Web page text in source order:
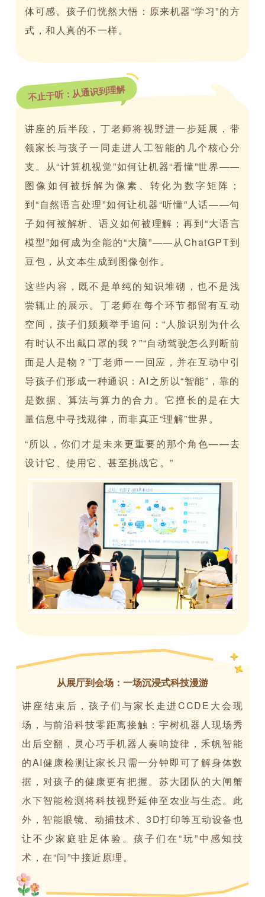
体可感。孩子们恍然大悟：原来机器“学习”的方
式，和人真的不一样。
不止于听：从通识到理解
讲座的后半段，丁老师将视野进一步延展，带
领家长与孩子一同走进人工智能的几个核心分
支。从“计算机视觉”如何让机器“看懂”世界——
图像如何被拆解为像素、转化为数字矩阵；
到“自然语言处理”如何让机器“听懂”人话——句
子如何被解析、语义如何被理解；再到“大语言
模型”如何成为全能的“大脑”——从ChatGPT到
豆包，从文本生成到图像创作。
这些内容，既不是单纯的知识堆砌，也不是浅
尝辄止的展示。丁老师在每个环节都留有互动
空间，孩子们频频举手追问：“人脸识别为什么
有时认不出戴口罩的我？”“自动驾驶怎么判断前
面是人是物？”丁老师一一回应，并在互动中引
导孩子们形成一种通识：AI之所以“智能”，靠的
是数据、算法与算力的合力。它擅长的是在大
量信息中寻找规律，而非真正“理解”世界。
“所以，你们才是未来更重要的那个角色——去
设计它、使用它、甚至挑战它。”
从展厅到会场：一场沉浸式科技漫游
讲座结束后，孩子们与家长走进CCDE大会现
场，与前沿科技零距离接触：宇树机器人现场秀
出后空翻，灵心巧手机器人奏响旋律，禾帆智能
的AI健康检测让家长只需一分钟即可了解身体数
据，对孩子的健康更有把握。苏大团队的大闸蟹
水下智能检测将科技视野延伸至农业与生态。此
外，智能眼镜、动捕技术、3D打印等互动设备也
让不少家庭驻足体验。孩子们在“玩”中感知技
术，在“问”中接近原理。